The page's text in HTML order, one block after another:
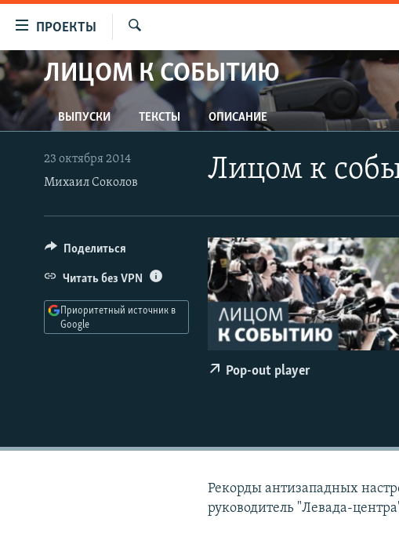
упрощенного
доступа
Вернуться
к
основному
содержанию
навигации
Вернутся
ПРОЕКТЫ
ПРОГРАММЫ
ПОДКАСТЫ
АВТОРСКИЕ ПРОЕКТЫ
ЦИТАТЫ СВОБОДЫ
МНЕНИЯ
КУЛЬТУРА
IDEL.РЕАЛИИ
КАВКАЗ.РЕАЛИИ
СЕВЕР.РЕАЛИИ
СИБИРЬ.РЕАЛИИ
Искать
ЛИЦОМ К СОБЫТИЮ
ВЫПУСКИ ТЕКСТЫ ОПИСАНИЕ
Лицом к
23 октября 2014
Михаил Соколов
Pop-out player
Поделиться
Читать без VPN
Приоритетный источник в
Google
Рекорды антизападных
руководитель "Левада-